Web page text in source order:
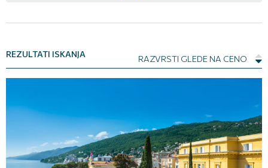
REZULTATI ISKANJA RAZVRSTI GLEDE NA CENO